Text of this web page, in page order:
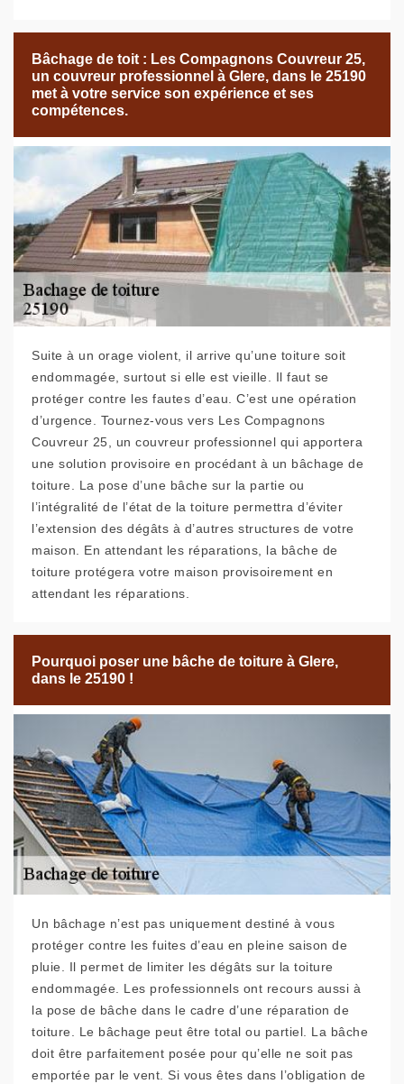
Bâchage de toit : Les Compagnons Couvreur 25,
un couvreur professionnel à Glere, dans le 25190
met à votre service son expérience et ses
compétences.
Suite à un orage violent, il arrive qu’une toiture soit
endommagée, surtout si elle est vieille. Il faut se
protéger contre les fautes d’eau. C’est une opération
d’urgence. Tournez-vous vers Les Compagnons
Couvreur 25, un couvreur professionnel qui apportera
une solution provisoire en procédant à un bâchage de
toiture. La pose d’une bâche sur la partie ou
l’intégralité de l’état de la toiture permettra d’éviter
l’extension des dégâts à d’autres structures de votre
maison. En attendant les réparations, la bâche de
toiture protégera votre maison provisoirement en
attendant les réparations.
Pourquoi poser une bâche de toiture à Glere,
dans le 25190 !
Un bâchage n’est pas uniquement destiné à vous
protéger contre les fuites d’eau en pleine saison de
pluie. Il permet de limiter les dégâts sur la toiture
endommagée. Les professionnels ont recours aussi à
la pose de bâche dans le cadre d’une réparation de
toiture. Le bâchage peut être total ou partiel. La bâche
doit être parfaitement posée pour qu’elle ne soit pas
emportée par le vent. Si vous êtes dans l’obligation de